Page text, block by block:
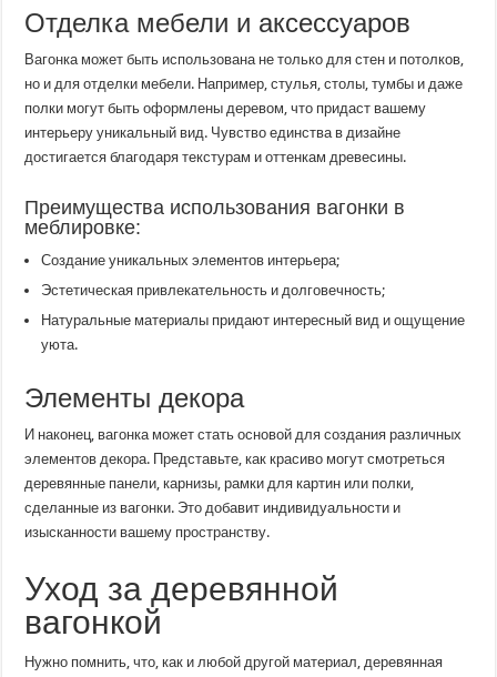
Отделка мебели и аксессуаров
Вагонка может быть использована не только для стен и потолков,
но и для отделки мебели. Например, стулья, столы, тумбы и даже
полки могут быть оформлены деревом, что придаст вашему
интерьеру уникальный вид. Чувство единства в дизайне
достигается благодаря текстурам и оттенкам древесины.
Преимущества использования вагонки в
меблировке:
Создание уникальных элементов интерьера;
Эстетическая привлекательность и долговечность;
Натуральные материалы придают интересный вид и ощущение
уюта.
Элементы декора
И наконец, вагонка может стать основой для создания различных
элементов декора. Представьте, как красиво могут смотреться
деревянные панели, карнизы, рамки для картин или полки,
сделанные из вагонки. Это добавит индивидуальности и
изысканности вашему пространству.
Уход за деревянной
вагонкой
Нужно помнить, что, как и любой другой материал, деревянная